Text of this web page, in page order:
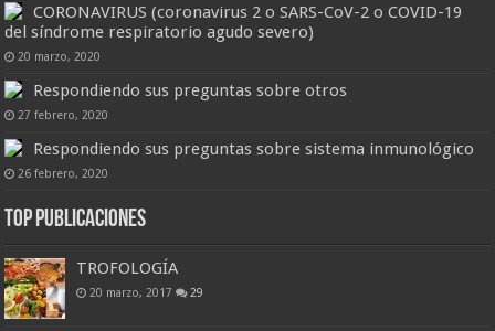
CORONAVIRUS (coronavirus 2 o SARS-CoV-2 o COVID-19
del síndrome respiratorio agudo severo)
20 marzo, 2020
Respondiendo sus preguntas sobre otros
27 febrero, 2020
Respondiendo sus preguntas sobre sistema inmunológico
26 febrero, 2020
Top Publicaciones
TROFOLOGÍA
20 marzo, 2017 29